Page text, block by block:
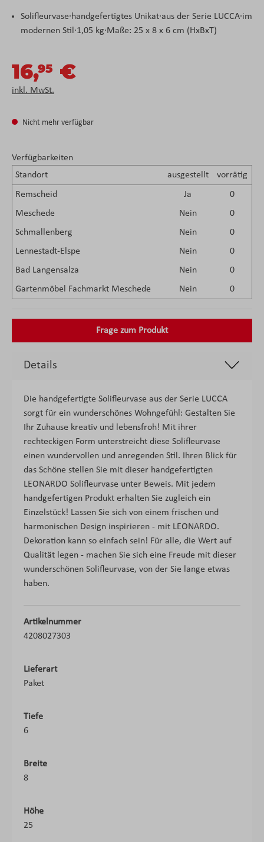
Solifleurvase·handgefertigtes Unikat·aus der Serie LUCCA·im
modernen Stil·1,05 kg·Maße: 25 x 8 x 6 cm (HxBxT)
16,95 €
inkl. MwSt.
Nicht mehr verfügbar
Verfügbarkeiten
Standort
ausgestellt vorrätig
Remscheid Ja
0
Meschede
Nein
0
Schmallenberg
Nein
0
Lennestadt-Elspe
Nein
0
Bad Langensalza
Nein
0
Gartenmöbel Fachmarkt Meschede
Nein 0
Frage zum Produkt
Details
Die handgefertigte Solifleurvase aus der Serie LUCCA
sorgt für ein wunderschönes Wohngefühl: Gestalten Sie
Ihr Zuhause kreativ und lebensfroh! Mit ihrer
rechteckigen Form unterstreicht diese Solifleurvase
einen wundervollen und anregenden Stil. Ihren Blick für
das Schöne stellen Sie mit dieser handgefertigten
LEONARDO Solifleurvase unter Beweis. Mit jedem
handgefertigen Produkt erhalten Sie zugleich ein
Einzelstück! Lassen Sie sich von einem frischen und
harmonischen Design inspirieren - mit LEONARDO.
Dekoration kann so einfach sein! Für alle, die Wert auf
Qualität legen - machen Sie sich eine Freude mit dieser
wunderschönen Solifleurvase, von der Sie lange etwas
haben.
Artikelnummer
4208027303
Lieferart
Paket
Tiefe
6
Breite
8
Höhe
25